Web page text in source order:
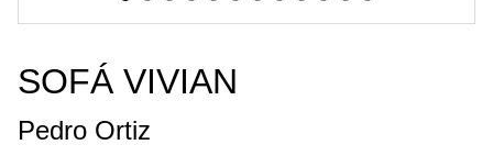
SOFÁ VIVIAN
Pedro Ortiz